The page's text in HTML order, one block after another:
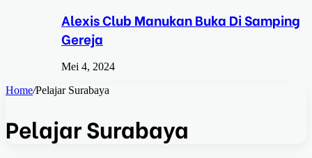
Alexis Club Manukan Buka Di Samping
Gereja
Mei 4, 2024
Home/Pelajar Surabaya
Pelajar Surabaya